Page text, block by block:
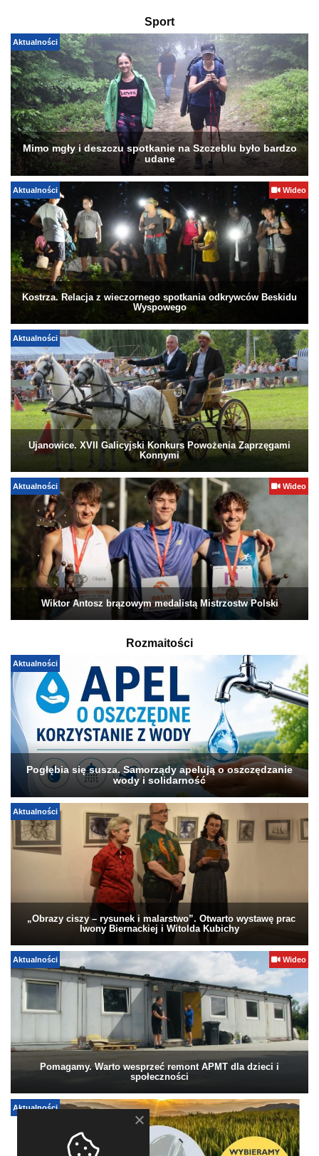
Sport
Aktualności
Mimo mgły i deszczu spotkanie na Szczeblu było bardzo
udane
Aktualności Wideo
Kostrza. Relacja z wieczornego spotkania odkrywców Beskidu
Wyspowego
Aktualności
Ujanowice. XVII Galicyjski Konkurs Powożenia Zaprzęgami
Konnymi
Aktualności Wideo
Wiktor Antosz brązowym medalistą Mistrzostw Polski
Rozmaitości
Aktualności
Pogłębia się susza. Samorządy apelują o oszczędzanie
wody i solidarność
Aktualności
„Obrazy ciszy – rysunek i malarstwo”. Otwarto wystawę prac
Iwony Biernackiej i Witolda Kubichy
Aktualności Wideo
Pomagamy. Warto wesprzeć remont APMT dla dzieci i
społeczności
Aktualności